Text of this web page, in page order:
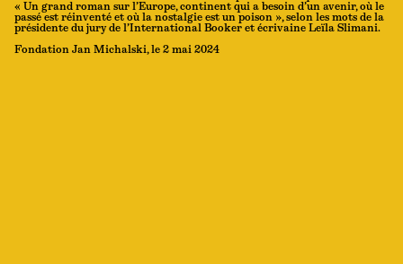
« Un grand roman sur l’Europe, continent qui a besoin d’un avenir, où le
passé est réinventé et où la nostalgie est un poison », selon les mots de la
présidente du jury de l’International Booker et écrivaine Leïla Slimani.
Fondation Jan Michalski, le 2 mai 2024